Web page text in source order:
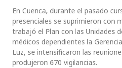
En Cuenca, durante el pasado
presenciales se suprimieron con
trabajó el Plan con las Unidades
médicos dependientes la
Luz, se intensificaron las
produjeron 670 vigilancias.